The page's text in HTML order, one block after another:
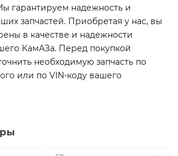
гарантируем надежность и
запчастей. Приобретая у нас, вы
в качестве и надежности
КамАЗа. Перед покупкой
необходимую запчасть по
или по VIN-коду вашего